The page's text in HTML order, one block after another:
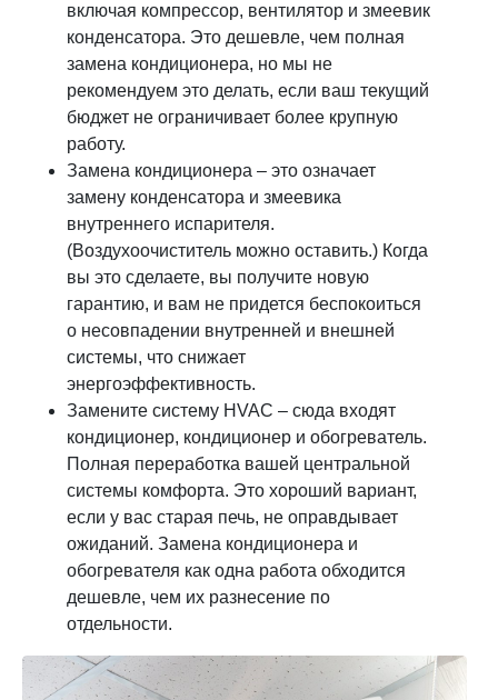
включая компрессор, вентилятор и змеевик
конденсатора. Это дешевле, чем полная
замена кондиционера, но мы не
рекомендуем это делать, если ваш текущий
бюджет не ограничивает более крупную
работу.
Замена кондиционера – это означает
замену конденсатора и змеевика
внутреннего испарителя.
(Воздухоочиститель можно оставить.) Когда
вы это сделаете, вы получите новую
гарантию, и вам не придется беспокоиться
о несовпадении внутренней и внешней
системы, что снижает
энергоэффективность.
Замените систему HVAC – сюда входят
кондиционер, кондиционер и обогреватель.
Полная переработка вашей центральной
системы комфорта. Это хороший вариант,
если у вас старая печь, не оправдывает
ожиданий. Замена кондиционера и
обогревателя как одна работа обходится
дешевле, чем их разнесение по
отдельности.